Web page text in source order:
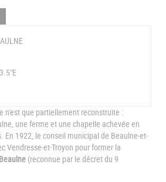
n'est que partiellement reconstruite :
une ferme et une chapelle achevée en
En 1922, le conseil municipal de Beaulne-et-
Vendresse-et-Troyon pour former la
(reconnue par le décret du 9